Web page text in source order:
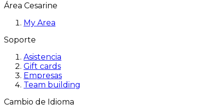
Área Cesarine
My Area
Soporte
Asistencia
Gift cards
Empresas
Team building
Cambio de Idioma